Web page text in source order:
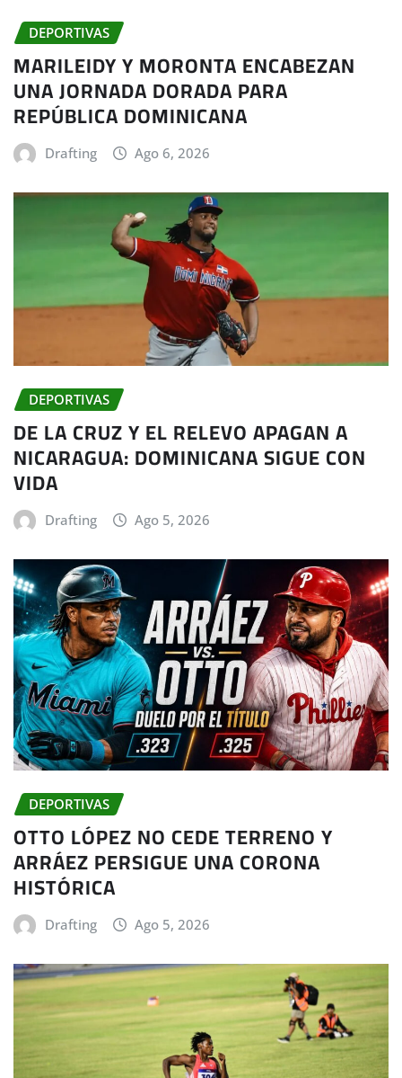
DEPORTIVAS
MARILEIDY Y MORONTA ENCABEZAN
UNA JORNADA DORADA PARA
REPÚBLICA DOMINICANA
Drafting Ago 6, 2026
DEPORTIVAS
DE LA CRUZ Y EL RELEVO APAGAN A
NICARAGUA: DOMINICANA SIGUE CON
VIDA
Drafting Ago 5, 2026
DEPORTIVAS
OTTO LÓPEZ NO CEDE TERRENO Y
ARRÁEZ PERSIGUE UNA CORONA
HISTÓRICA
Drafting Ago 5, 2026